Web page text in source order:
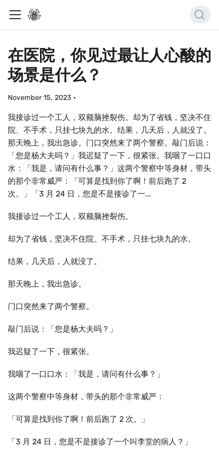
在医院，你见过最让人心酸的
场景是什么？
November 15, 2023 ·
我接诊过一个工人，双额脑挫裂伤。却为了省钱，坚决不住
院、不手术，只挂七块九的水。结果，几天后，人就没了。
那天晚上，我出急诊。门口突然来了两个警察。敲门后说：
「您是杨大夫吗？」我迟疑了一下，很紧张。我咽了一口口
水：「我是，请问有什么事？」这两个警察中等身材，带头
的那个非常威严：「可算是找到你了啊！前后跑了 2
次。」「3 月 24 日，您是不是接诊了一...
我接诊过一个工人，双额脑挫裂伤。
却为了省钱，坚决不住院、不手术，只挂七块九的水。
结果，几天后，人就没了。
那天晚上，我出急诊。
门口突然来了两个警察。
敲门后说：「您是杨大夫吗？」
我迟疑了一下，很紧张。
我咽了一口口水：「我是，请问有什么事？」
这两个警察中等身材，带头的那个非常威严：
「可算是找到你了啊！前后跑了 2 次。」
「3 月 24 日，您是不是接诊了一个叫李堂的病人？」